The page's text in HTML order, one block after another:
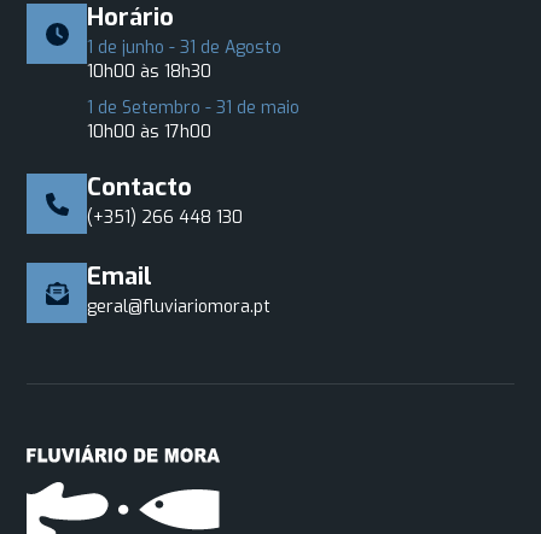
Horário
1 de junho - 31 de Agosto
10h00 às 18h30
1 de Setembro - 31 de maio
10h00 às 17h00
Contacto
(+351) 266 448 130
Email
geral@fluviariomora.pt